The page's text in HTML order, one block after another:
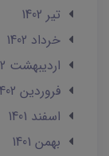
تير 1402
خرداد 1402
ارديبهشت 1402
فروردین 1402
اسفند 1401
بهمن 1401